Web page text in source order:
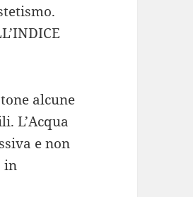
alcune
L’Acqua
e non
in